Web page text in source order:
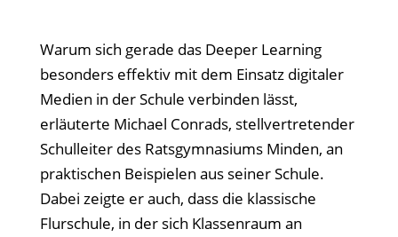
Warum sich gerade das Deeper Learning
besonders effektiv mit dem Einsatz digitaler
Medien in der Schule verbinden lässt,
erläuterte Michael Conrads, stellvertretender
Schulleiter des Ratsgymnasiums Minden, an
praktischen Beispielen aus seiner Schule.
Dabei zeigte er auch, dass die klassische
Flurschule, in der sich Klassenraum an